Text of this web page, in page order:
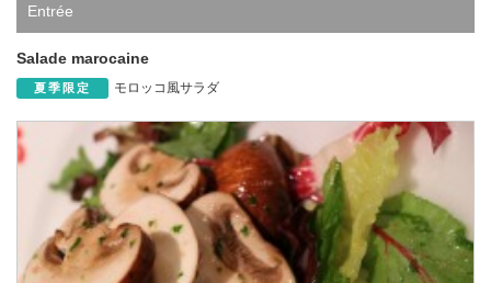
Entrée
Salade marocaine
夏季限定 モロッコ風サラダ